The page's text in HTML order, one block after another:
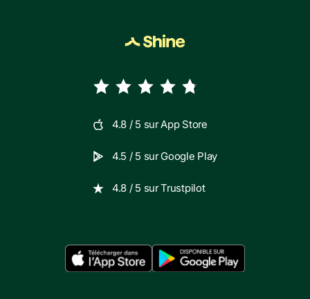
4.8 / 5 surApp Store
4.5 / 5 surGoogle Play
4.8 / 5 surTrustpilot